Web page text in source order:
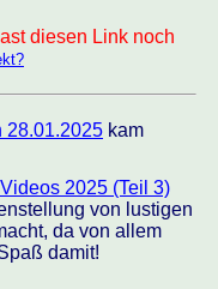
diesen Link noch
28.01.2025 kam
2025 (Teil 3)
von lustigen
da von allem
damit!